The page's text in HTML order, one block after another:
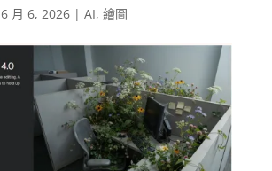
6 月 6, 2026| AI, 繪圖